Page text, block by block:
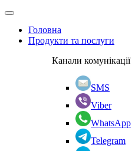
Головна
Продукти та послуги
Канали комунікації
SMS
Viber
WhatsApp
Telegram